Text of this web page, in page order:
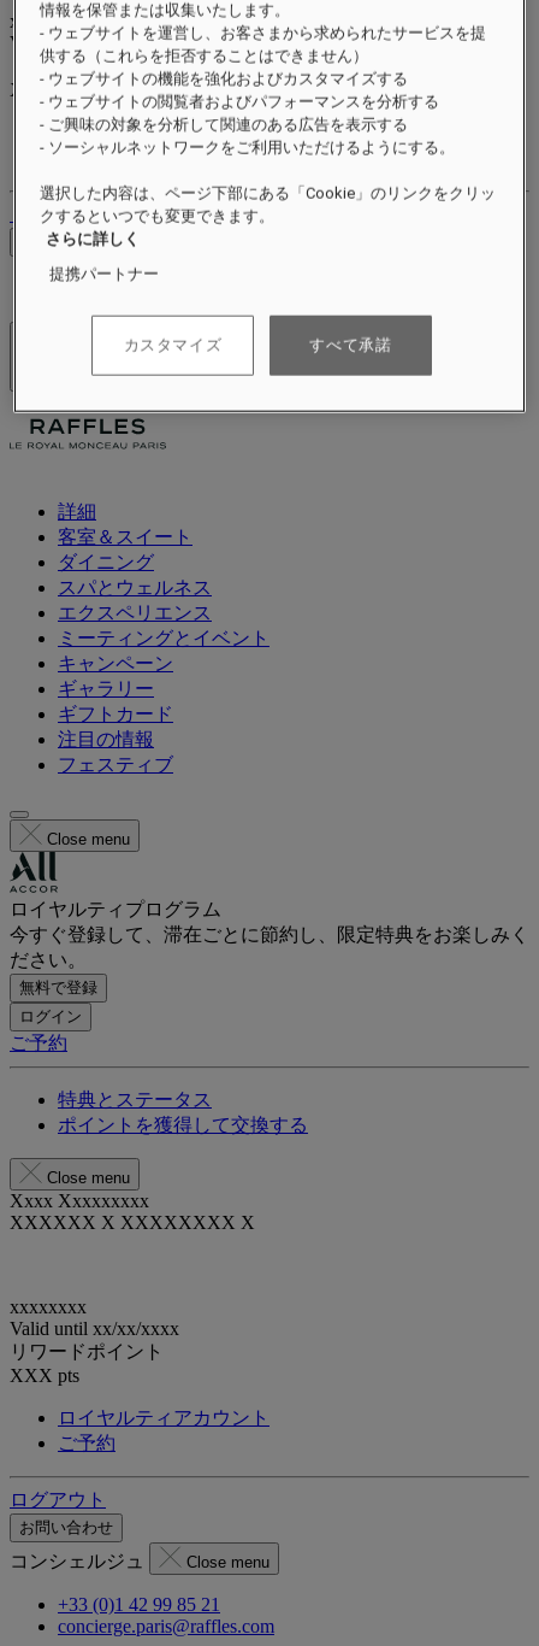
xxxxxxxx
Valid until xx/xx/xxxx
リワードポイント
XXX pts
ロイヤルティアカウント
ご予約
ログアウト
料金を確認
ホテル＆リゾート
メニューを開く
詳細
客室＆スイート
ダイニング
スパとウェルネス
エクスペリエンス
ミーティングとイベント
キャンペーン
ギャラリー
ギフトカード
注目の情報
フェスティブ
Close menu
ロイヤルティプログラム
今すぐ登録して、滞在ごとに節約し、限定特典をお楽しみく
ださい。
無料で登録
ログイン
ご予約
特典とステータス
ポイントを獲得して交換する
Close menu
Xxxx Xxxxxxxxx
XXXXXX X XXXXXXXX X
xxxxxxxx
Valid until xx/xx/xxxx
リワードポイント
XXX pts
ロイヤルティアカウント
ご予約
ログアウト
お問い合わせ
コンシェルジュ Close menu
+33 (0)1 42 99 85 21
concierge.paris@raffles.com
情報を保管または収集いたします。
- ウェブサイトを運営し、お客さまから求められたサービスを提
供する（これらを拒否することはできません）
- ウェブサイトの機能を強化およびカスタマイズする
- ウェブサイトの閲覧者およびパフォーマンスを分析する
- ご興味の対象を分析して関連のある広告を表示する
- ソーシャルネットワークをご利用いただけるようにする。
選択した内容は、ページ下部にある「Cookie」のリンクをクリッ
クするといつでも変更できます。
さらに詳しく
提携パートナー
カスタマイズ すべて承諾